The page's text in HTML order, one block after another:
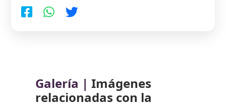
Galería | Imágenes
relacionadas con la